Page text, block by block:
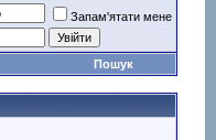
Запам'ятати мене
Пошук